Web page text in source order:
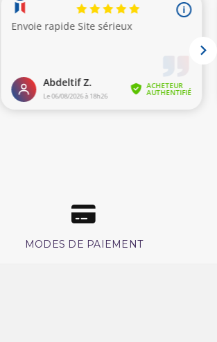
MODES DE PAIEMENT